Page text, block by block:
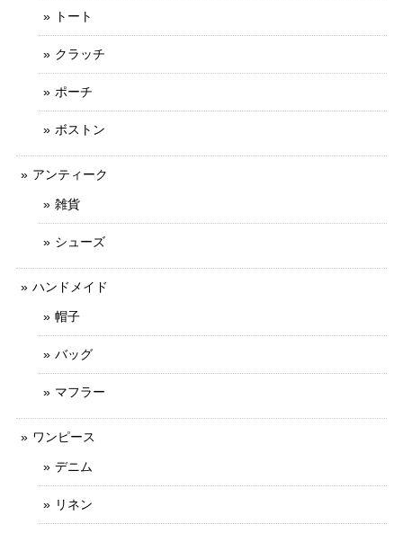
トート
クラッチ
ポーチ
ボストン
アンティーク
雑貨
シューズ
ハンドメイド
帽子
バッグ
マフラー
ワンピース
デニム
リネン